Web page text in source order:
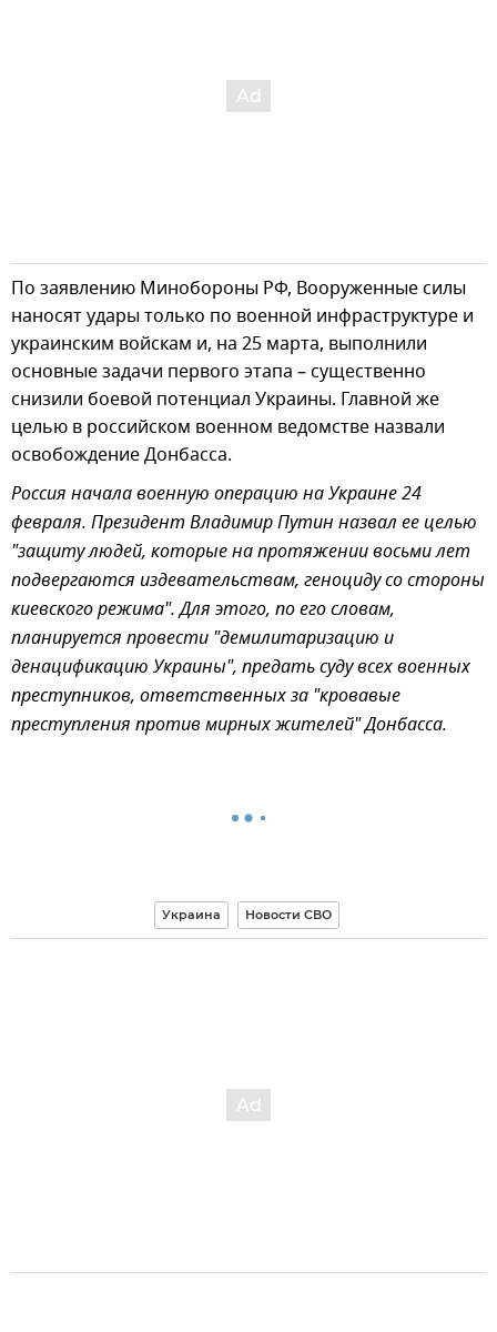
По заявлению Минобороны РФ, Вооруженные силы
наносят удары только по военной инфраструктуре и
украинским войскам и, на 25 марта, выполнили
основные задачи первого этапа – существенно
снизили боевой потенциал Украины. Главной же
целью в российском военном ведомстве назвали
освобождение Донбасса.
Россия начала военную операцию на Украине 24
февраля. Президент Владимир Путин назвал ее целью
"защиту людей, которые на протяжении восьми лет
подвергаются издевательствам, геноциду со стороны
киевского режима". Для этого, по его словам,
планируется провести "демилитаризацию и
денацификацию Украины", предать суду всех военных
преступников, ответственных за "кровавые
преступления против мирных жителей" Донбасса.
Украина Новости СВО